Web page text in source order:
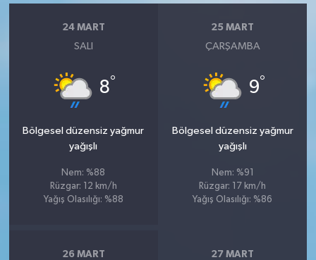
24 MART
SALI
8°
Bölgesel düzensiz yağmur
yağışlı
Nem: %88
Rüzgar: 12 km/h
Yağış Olasılığı: %88
25 MART
ÇARŞAMBA
9°
Bölgesel düzensiz yağmur
yağışlı
Nem: %91
Rüzgar: 17 km/h
Yağış Olasılığı: %86
26 MART 27 MART